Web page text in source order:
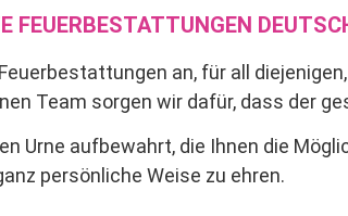
FEUERBESTATTUNGEN
an, für all
Team sorgen wir dafür, dass der
Urne aufbewahrt, die Ihnen die
persönliche Weise zu ehren.